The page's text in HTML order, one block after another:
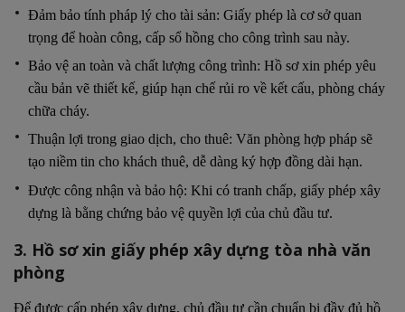
Đảm bảo tính pháp lý cho tài sản: Giấy phép là cơ sở quan
trọng để hoàn công, cấp sổ hồng cho công trình sau này.
Bảo vệ an toàn và chất lượng công trình: Hồ sơ xin phép yêu
cầu bản vẽ thiết kế, giúp hạn chế rủi ro về kết cấu, phòng cháy
chữa cháy.
Thuận lợi trong giao dịch, cho thuê: Văn phòng hợp pháp sẽ
tạo niềm tin cho khách thuê, dễ dàng ký hợp đồng dài hạn.
Được công nhận và bảo hộ: Khi có tranh chấp, giấy phép xây
dựng là bằng chứng bảo vệ quyền lợi của chủ đầu tư.
3. Hồ sơ xin giấy phép xây dựng tòa nhà văn
phòng
Để được cấp phép xây dựng, chủ đầu tư cần chuẩn bị đầy đủ hồ